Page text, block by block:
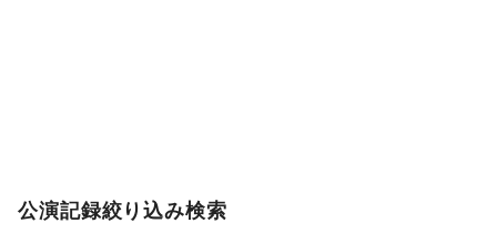
公演記録絞り込み検索